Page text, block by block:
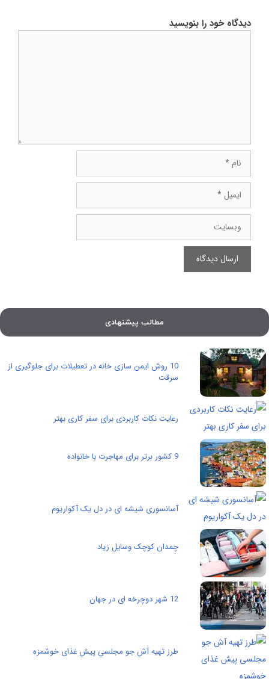
دیدگاه خود را بنویسید
ایمیل
وبسایت
مطالب پیشنهادی
10 روش ایمن سازی خانه در تعطیلات برای جلوگیری از
سرقت
رعایت نکات کاربردی برای سفر کاری بهتر
9 کشور برتر برای مهاجرت با خانواده
آسانسوری شیشه ای در دل یک آکواریوم
چمدان کوچک وسایل زیاد
12 شهر دوچرخه ای در جهان
طرز تهیه آش جو مجلسی پیش غذای خوشمزه